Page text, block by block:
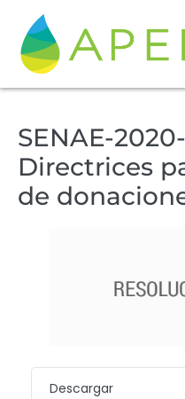
SENAE-
Directrices
de
Descargar